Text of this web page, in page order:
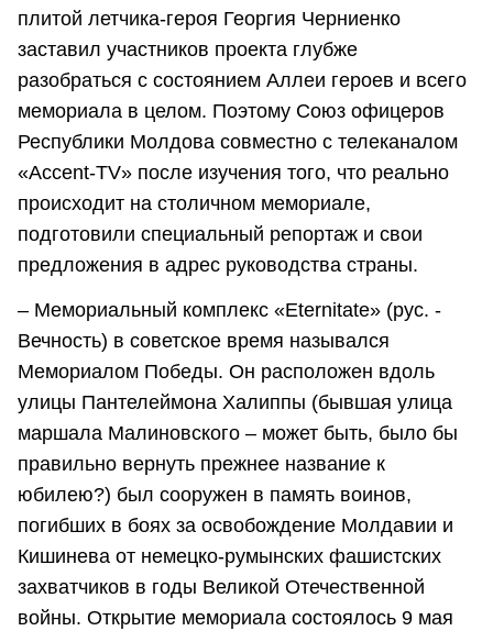
плитой летчика-героя Георгия Черниенко
заставил участников проекта глубже
разобраться с состоянием Аллеи героев и всего
мемориала в целом. Поэтому Союз офицеров
Республики Молдова совместно с телеканалом
«Ассent-TV» после изучения того, что реально
происходит на столичном мемориале,
подготовили специальный репортаж и свои
предложения в адрес руководства страны.
– Мемориальный комплекс «Eternitate» (рус. -
Вечность) в советское время назывался
Мемориалом Победы. Он расположен вдоль
улицы Пантелеймона Халиппы (бывшая улица
маршала Малиновского – может быть, было бы
правильно вернуть прежнее название к
юбилею?) был сооружен в память воинов,
погибших в боях за освобождение Молдавии и
Кишинева от немецко-румынских фашистских
захватчиков в годы Великой Отечественной
войны. Открытие мемориала состоялось 9 мая